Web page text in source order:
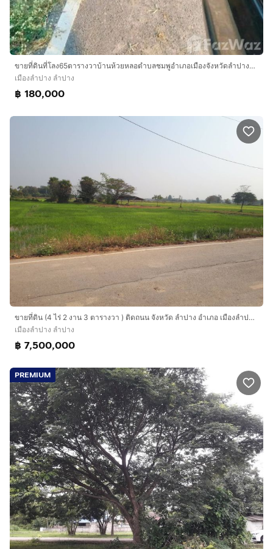
ขายที่ดินที่โลง65ตารางวาบ้านห้วยหลอตำบลชมพูอำเภอเมืองจังหวัดลำปางห่างจากตัวเมืองลำปางไป8กิโลมีไฟฟ้ามีน้ำประปาติดถนนลูกรังราคา180000โทร080968
เมืองลำปาง ลำปาง
฿ 180,000
ขายที่ดิน (4 ไร่ 2 งาน 3 ตารางวา ) ติดถนน จังหวัด ลำปาง อำเภอ เมืองลำปาง ตำบล ปงแสงทอง ราคา 7.5 ล้าน สนใจติดต่อ 0655490817
เมืองลำปาง ลำปาง
฿ 7,500,000
PREMIUM